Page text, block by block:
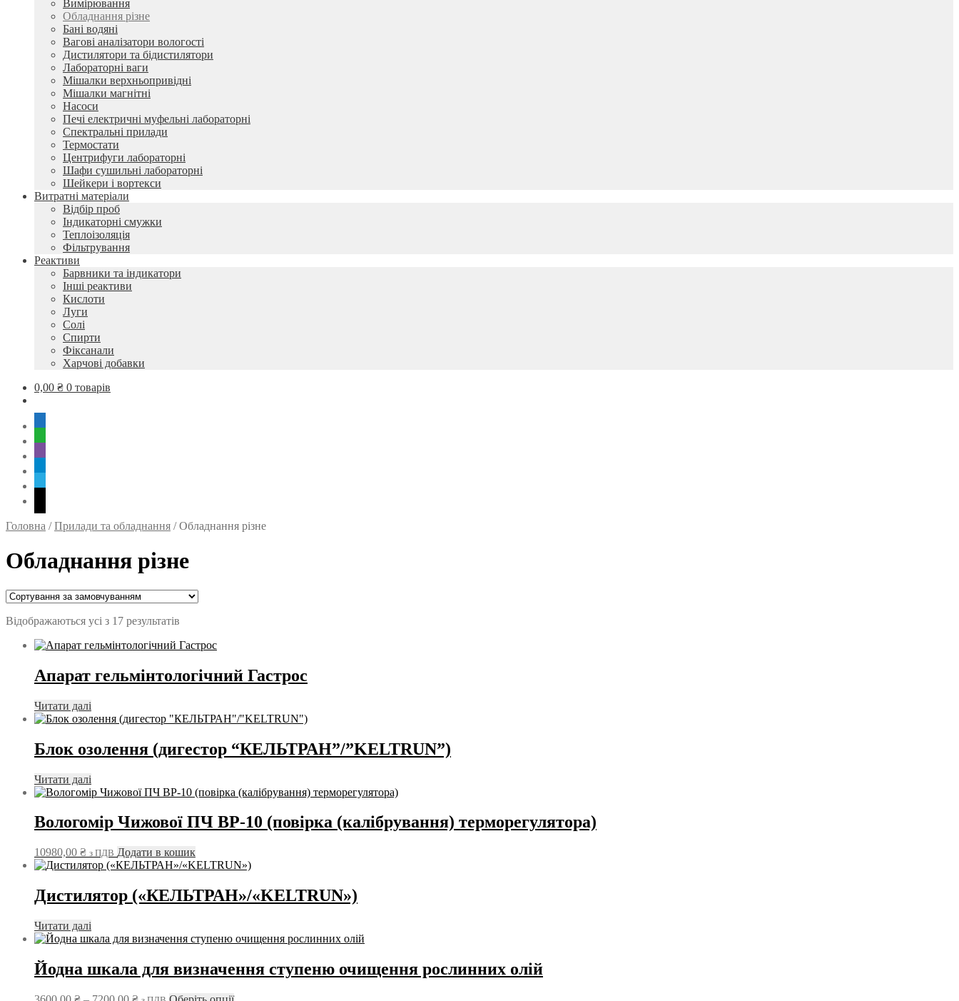
Вимірювання
Обладнання різне
Бані водяні
Вагові аналізатори вологості
Дистилятори та бідистилятори
Лабораторні ваги
Мішалки верхньопривідні
Мішалки магнітні
Насоси
Печі електричні муфельні лабораторні
Спектральні прилади
Термостати
Центрифуги лабораторні
Шафи сушильні лабораторні
Шейкери і вортекси
Витратні матеріали
Відбір проб
Індикаторні смужки
Теплоізоляція
Фільтрування
Реактиви
Барвники та індикатори
Інші реактиви
Кислоти
Луги
Солі
Спирти
Фіксанали
Харчові добавки
0,00 ₴ 0 товарів
Головна /Прилади та обладнання /Обладнання різне
Обладнання різне
Відображаються усі з 17 результатів
Апарат гельмінтологічний Гастрос
Читати далі
Блок озолення (дигестор “КЕЛЬТРАН”/”KELTRUN”)
Читати далі
Вологомір Чижової ПЧ ВР-10 (повірка (калібрування) терморегулятора)
10980,00 ₴ з ПДВ Додати в кошик
Дистилятор («КЕЛЬТРАН»/«KELTRUN»)
Читати далі
Йодна шкала для визначення ступеню очищення рослинних олій
Діапазон
Цей